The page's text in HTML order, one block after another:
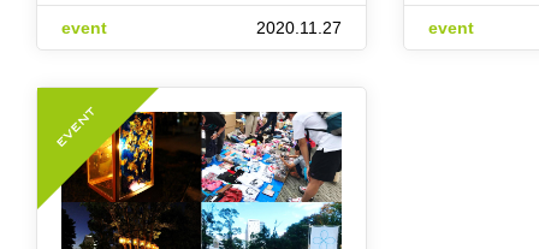
event 2020.11.27 event